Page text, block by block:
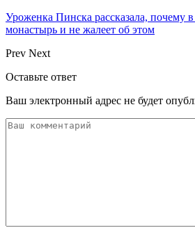
Уроженка Пинска рассказала, почему
монастырь и не жалеет об этом
Prev Next
Оставьте ответ
Ваш электронный адрес не будет